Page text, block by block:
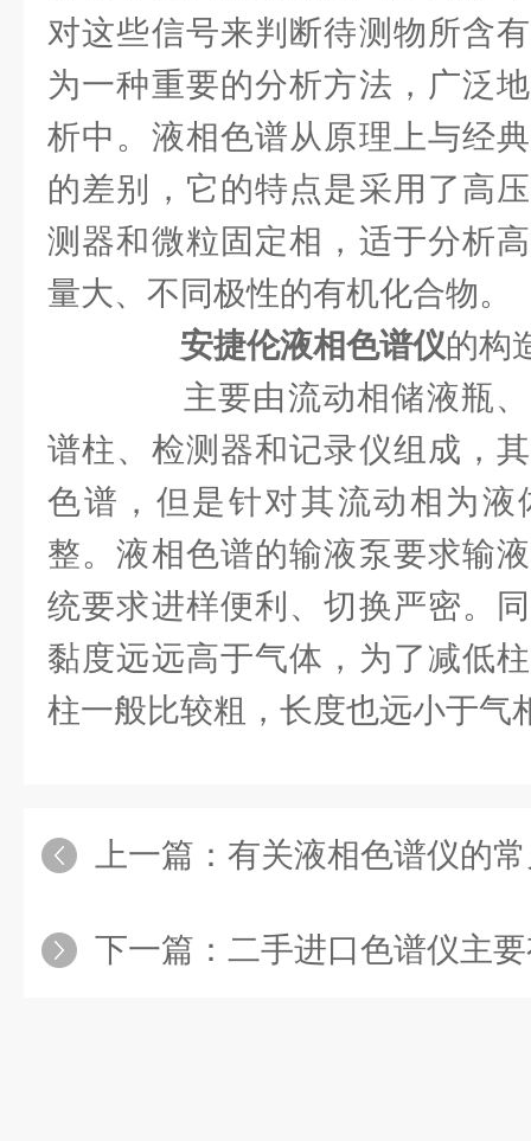
对这些信号来判断待测物所含
为一种重要的分析方法，广泛
析中。液相色谱从原理上与经
的差别，它的特点是采用了高
测器和微粒固定相，适于分析
量大、不同极性的有机化合物。
安捷伦液相色谱仪的构
主要由流动相储液瓶、
谱柱、检测器和记录仪组成，
色谱，但是针对其流动相为液
整。液相色谱的输液泵要求输
统要求进样便利、切换严密。
黏度远远高于气体，为了减低
柱一般比较粗，长度也远小于气
上一篇： 有关液相色谱仪的
下一篇： 二手进口色谱仪主要有